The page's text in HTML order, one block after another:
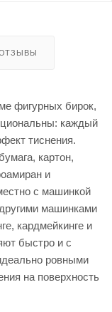
фигурных бирок,
каждый
тиснения.
картон,
и
с машинкой
машинками
кардмейкинге и
быстро и с
ровными
на поверхность